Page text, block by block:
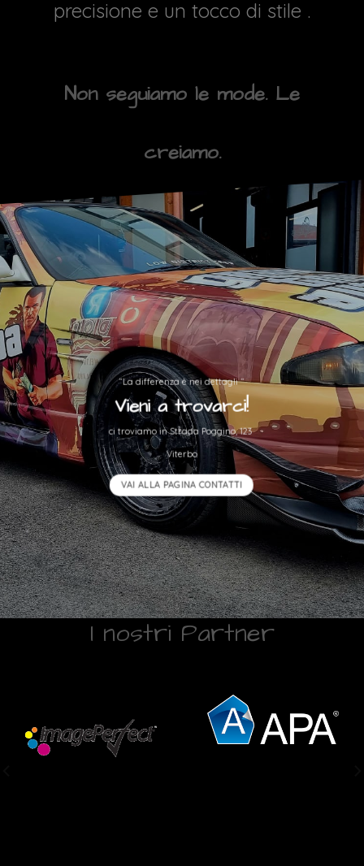
precisione e un tocco di stile .
Non seguiamo le mode. Le
creiamo.
“La differenza è nei dettagli “
Vieni a trovarci!
ci troviamo in Strada Poggino, 123
Viterbo
VAI ALLA PAGINA CONTATTI
I nostri Partner